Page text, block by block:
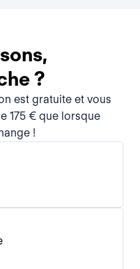
?
est gratuite et vous
175 € que lorsque
!